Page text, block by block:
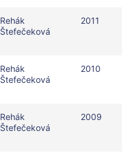
Rehák
Štefečeková
2011
Rehák
Štefečeková
2010
Rehák
Štefečeková
2009